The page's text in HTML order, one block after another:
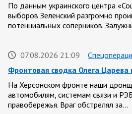
По данным украинского центра
выборов Зеленский разгромно
потенциальных соперников.
07.08.2026 21:09
Фронтовая сводка Олега Царева
На Херсонском фронте наши
автомобилям, системам связи и
правобережья. Враг обстрелял за…